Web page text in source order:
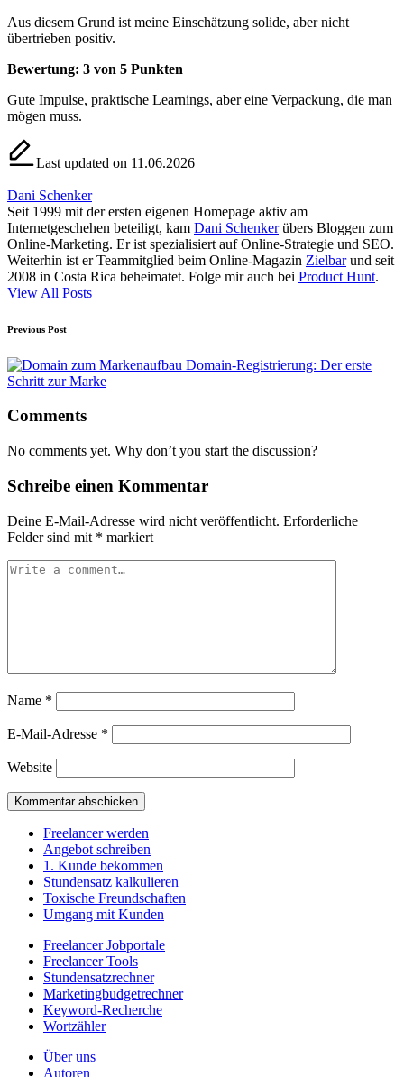
Aus diesem Grund ist meine Einschätzung solide, aber nicht
übertrieben positiv.
Bewertung: 3 von 5 Punkten
Gute Impulse, praktische Learnings, aber eine Verpackung, die man
mögen muss.
Last updated on 11.06.2026
Dani Schenker
Seit 1999 mit der ersten eigenen Homepage aktiv am
Internetgeschehen beteiligt, kam Dani Schenkerübers Bloggen zum
Online-Marketing. Er ist spezialisiert auf Online-Strategie und SEO.
Weiterhin ist er Teammitglied beim Online-Magazin Zielbarund seit
2008 in Costa Rica beheimatet. Folge mir auch bei Product Hunt.
View All Posts
Post
navigation
Previous Post
Domain-Registrierung: Der erste
Schritt zur Marke
Comments
No comments yet. Why don’t you start the discussion?
Schreibe einen Kommentar
Deine E-Mail-Adresse wird nicht veröffentlicht. Erforderliche
Felder sind mit * markiert
Name *
E-Mail-Adresse *
Website
Freelancer werden
Angebot schreiben
1. Kunde bekommen
Stundensatz kalkulieren
Toxische Freundschaften
Umgang mit Kunden
Freelancer Jobportale
Freelancer Tools
Stundensatzrechner
Marketingbudgetrechner
Keyword-Recherche
Wortzähler
Über uns
Autoren